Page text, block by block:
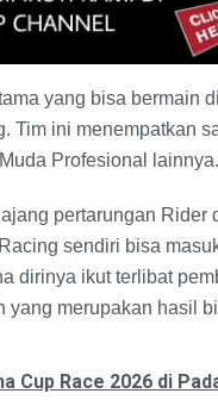
yang bisa bermain
Tim ini menempatkan
Profesional lainnya.
pertarungan Rider
sendiri bisa
dirinya ikut terlibat
merupakan hasil
Cup Race 2026 di